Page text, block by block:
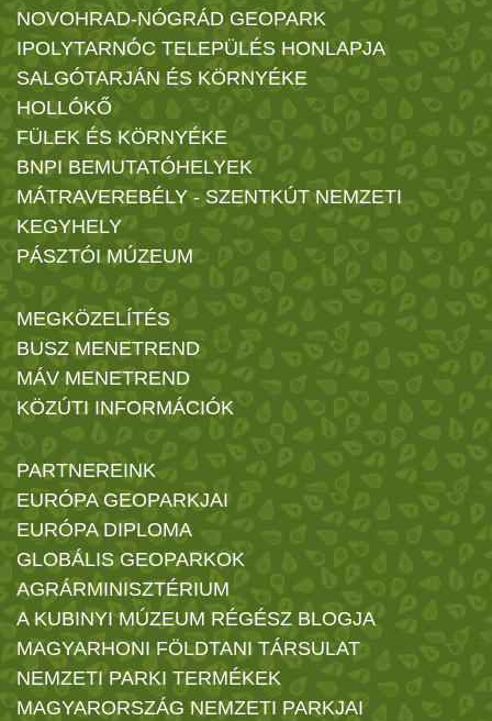
NOVOHRAD-NÓGRÁD GEOPARK
IPOLYTARNÓC TELEPÜLÉS HONLAPJA
SALGÓTARJÁN ÉS KÖRNYÉKE
HOLLÓKŐ
FÜLEK ÉS KÖRNYÉKE
BNPI BEMUTATÓHELYEK
MÁTRAVEREBÉLY - SZENTKÚT NEMZETI
KEGYHELY
PÁSZTÓI MÚZEUM
MEGKÖZELÍTÉS
BUSZ MENETREND
MÁV MENETREND
KÖZÚTI INFORMÁCIÓK
PARTNEREINK
EURÓPA GEOPARKJAI
EURÓPA DIPLOMA
GLOBÁLIS GEOPARKOK
AGRÁRMINISZTÉRIUM
A KUBINYI MÚZEUM RÉGÉSZ BLOGJA
MAGYARHONI FÖLDTANI TÁRSULAT
NEMZETI PARKI TERMÉKEK
MAGYARORSZÁG NEMZETI PARKJAI